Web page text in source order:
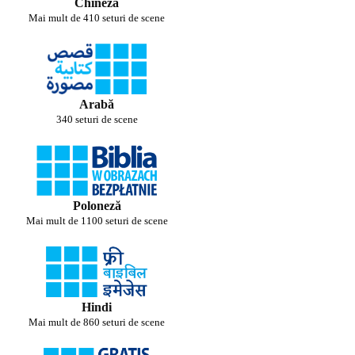
Chineză
Mai mult de 410 seturi de scene
Arabă
340 seturi de scene
Poloneză
Mai mult de 1100 seturi de scene
Hindi
Mai mult de 860 seturi de scene